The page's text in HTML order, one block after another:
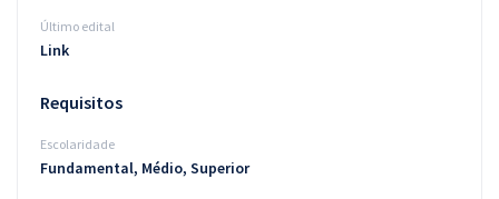
Aprovados
Último edital
Link
Requisitos
Escolaridade
Fundamental, Médio, Superior